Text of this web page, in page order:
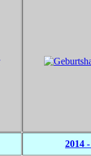
2014